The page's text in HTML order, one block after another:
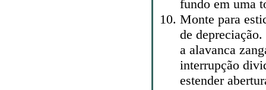
fundo em uma
Monte para
de
a alavanca
interrupção
estender